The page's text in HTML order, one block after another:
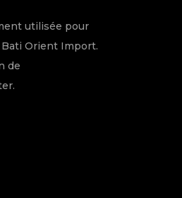
utilisée pour
Orient Import.
de